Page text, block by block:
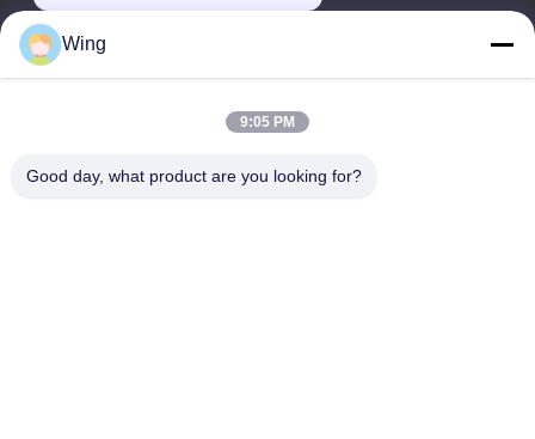
작업 시간
9:00-18:00
회사 주소
Wing
9:05 PM
Good day, what product are you looking for?